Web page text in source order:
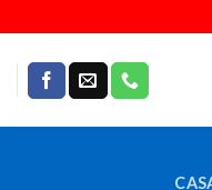
to
content